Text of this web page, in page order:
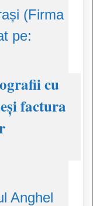
(Firma
pe:
cu
factura
Anghel